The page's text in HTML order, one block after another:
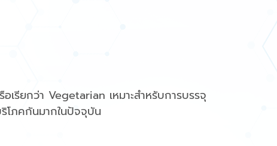
ยกว่า Vegetarian เหมาะสำหรับการบรรจุ
โภคกันมากในปัจจุบัน